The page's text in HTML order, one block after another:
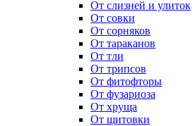
От слизней и улиток
От совки
От сорняков
От тараканов
От тли
От трипсов
От фитофторы
От фузариоза
От хруща
От щитовки